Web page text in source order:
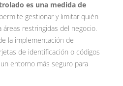
es una medida de
gestionar y limitar quién
restringidas del negocio.
la implementación de
de identificación o códigos
entorno más seguro para